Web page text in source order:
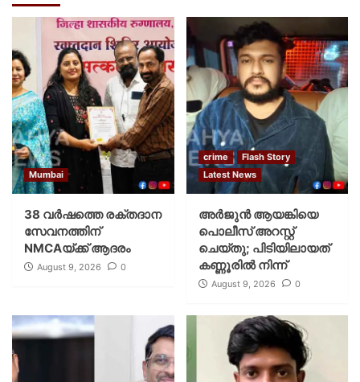
Mumbai
38 വർഷത്തെ രക്തദാന
സേവനത്തിന്
NMCAയ്ക്ക് ആദരം
August 9, 2026 0
crime
Flash Story
Latest News
അർജുൻ ആയങ്കിയെ
പൊലീസ് അറസ്റ്റ്
ചെയ്‌തു; പിടിയിലായത്
കണ്ണൂരിൽ നിന്ന്
August 9, 2026 0